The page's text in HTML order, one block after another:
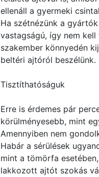
ellenáll a gyermeki
Ha szétnézünk a
vastagságú, így nem
szakember könnyedén
beltéri ajtóról beszélünk.
Tisztíthatóságuk
Erre is érdemes pár
körülményesebb, mint
Amennyiben nem
Habár a sérülések
mint a tömörfa
lakkozott ajtót szokás